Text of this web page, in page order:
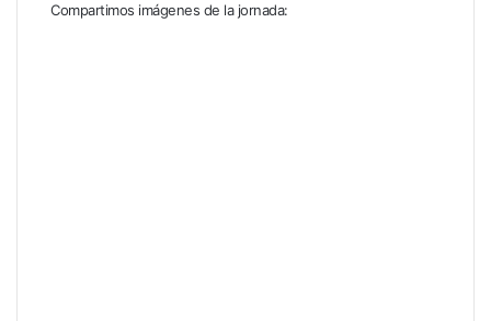
Compartimos imágenes de la jornada: